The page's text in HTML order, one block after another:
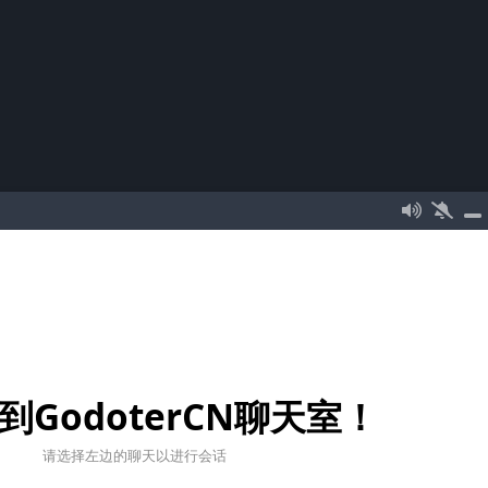
GodoterCN聊天室！
请选择左边的聊天以进行会话